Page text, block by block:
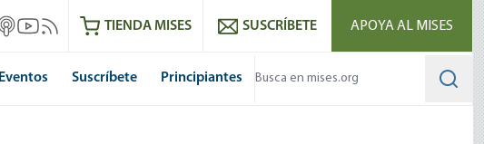
Instagram
itunes
Mises Youtube
Mises RSS feedTIENDA MISES SUSCRÍBETE APOYA AL MISES
Eventos Suscríbete Principiantes